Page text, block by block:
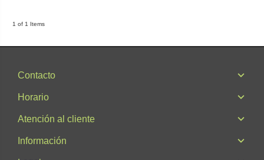
1 of 1 Items
Contacto
Horario
Atención al cliente
Información